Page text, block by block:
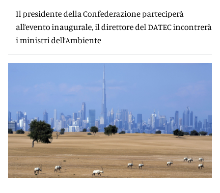
Il presidente della Confederazione parteciperà
all’evento inaugurale, il direttore del DATEC incontrerà
i ministri dell’Ambiente